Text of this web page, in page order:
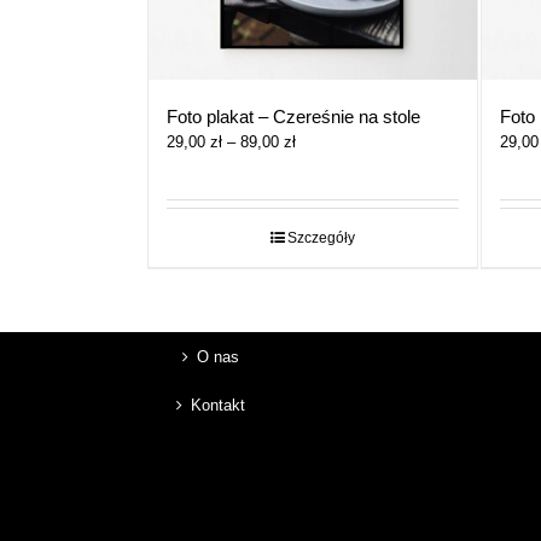
Foto plakat – Czereśnie na stole
29,00 zł – 89,00 złZakres
29,00 zł
do
Szczegóły
Foto
29,00
O nas
Kontakt